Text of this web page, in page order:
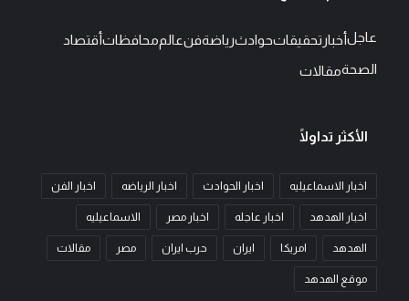
عاجلأخبار تحقيقاتحوادثرياضةفنعالممحافظاتأقتصاد
الصحةمقالات
الأكثر تداولًا
اخبار الاسماعيليه اخبار الحوادث اخبار الرياضه اخبار الفن
اخبار الهدهد اخبار عاجله اخبار مصر الاسماعيليه
الهدهد امريكا ايران حرب ايران مصر مقالات
موقع الهدهد